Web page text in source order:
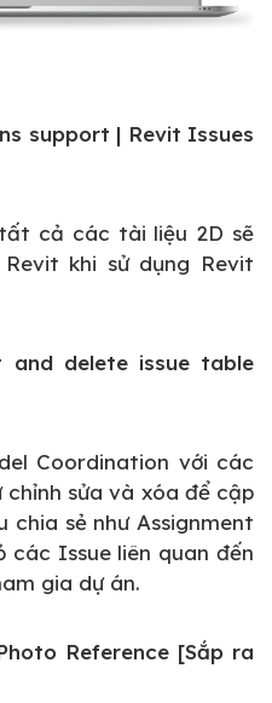
support | Revit Issues
cả các tài liệu 2D sẽ
khi sử dụng Revit
and delete issue table
Coordination với các
sửa và xóa để cập
chia sẻ như Assignment
Issue liên quan đến
gia dự án.
Reference [Sắp ra